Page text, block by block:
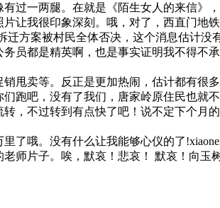
过一两腿。在就是《陌生女人的来信
让我很印象深刻。哦，对了，西直门地
方案被村民全体否决，这个消息估计
员都是精英啊，也是事实证明我不得
甩卖等。反正是更加热闹，估计都有很
跑吧，没有了我们，唐家岭原住民也就
，不过转到有点快了吧！说不定下个月
了哦。没有什么让我能够心仪的了
师片子。唉，默哀！悲哀！ 默哀！向玉